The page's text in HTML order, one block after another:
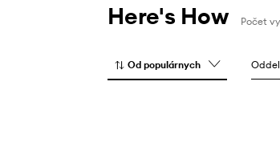
Here's How Počet
Od populárnych